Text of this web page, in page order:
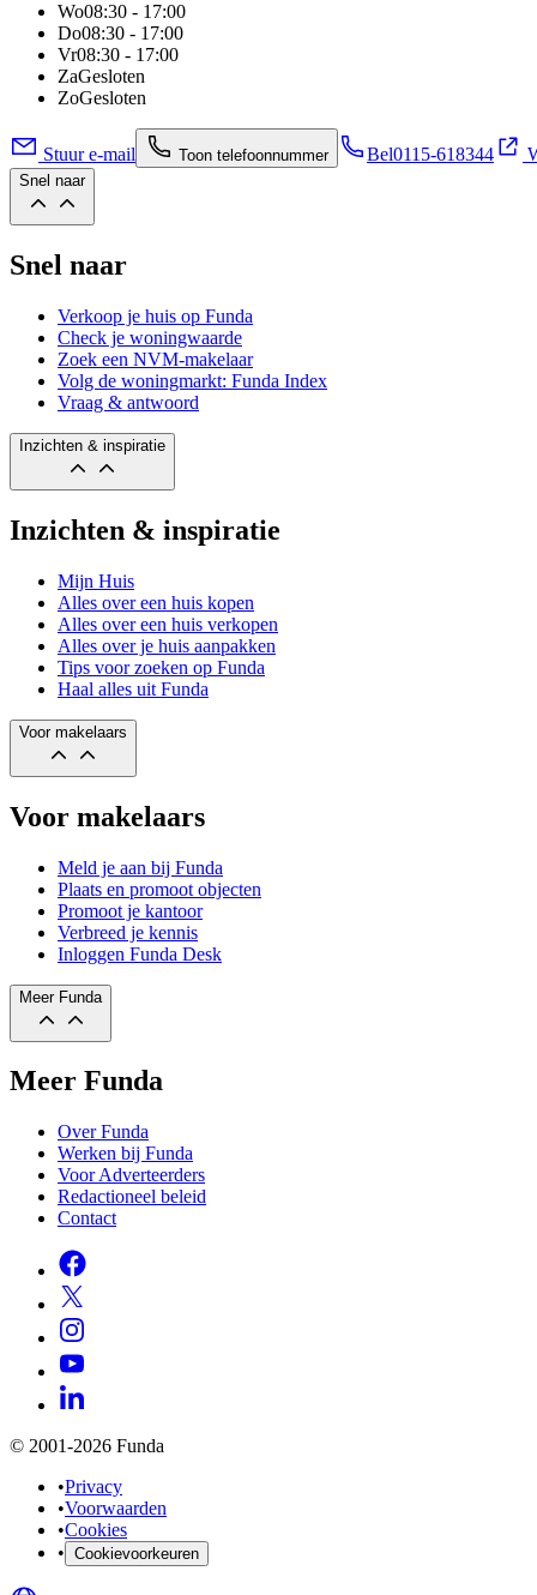
Wo08:30 - 17:00
Do08:30 - 17:00
Vr08:30 - 17:00
ZaGesloten
ZoGesloten
Stuur e-mail Toon telefoonnummer Bel0115-618344
Snel naar
Snel naar
Verkoop je huis op Funda
Check je woningwaarde
Zoek een NVM-makelaar
Volg de woningmarkt: Funda Index
Vraag & antwoord
Inzichten & inspiratie
Inzichten & inspiratie
Mijn Huis
Alles over een huis kopen
Alles over een huis verkopen
Alles over je huis aanpakken
Tips voor zoeken op Funda
Haal alles uit Funda
Voor makelaars
Voor makelaars
Meld je aan bij Funda
Plaats en promoot objecten
Promoot je kantoor
Verbreed je kennis
Inloggen Funda Desk
Meer Funda
Meer Funda
Over Funda
Werken bij Funda
Voor Adverteerders
Redactioneel beleid
Contact
© 2001-2026 Funda
•Privacy
•Voorwaarden
•Cookies
• Cookievoorkeuren